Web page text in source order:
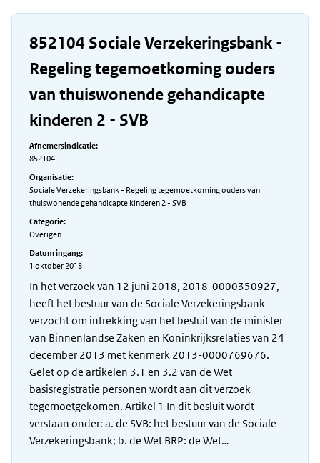
852104 Sociale Verzekeringsbank -
Regeling tegemoetkoming ouders
van thuiswonende gehandicapte
kinderen 2 - SVB
Afnemersindicatie:
852104
Organisatie:
Sociale Verzekeringsbank - Regeling tegemoetkoming ouders van
thuiswonende gehandicapte kinderen 2 - SVB
Categorie:
Overigen
Datum ingang:
1 oktober 2018
In het verzoek van 12 juni 2018, 2018-0000350927,
heeft het bestuur van de Sociale Verzekeringsbank
verzocht om intrekking van het besluit van de minister
van Binnenlandse Zaken en Koninkrijksrelaties van 24
december 2013 met kenmerk 2013-0000769676.
Gelet op de artikelen 3.1 en 3.2 van de Wet
basisregistratie personen wordt aan dit verzoek
tegemoetgekomen. Artikel 1 In dit besluit wordt
verstaan onder: a. de SVB: het bestuur van de Sociale
Verzekeringsbank; b. de Wet BRP: de Wet…